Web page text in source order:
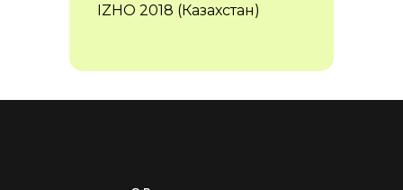
IZHO 2018 (Казахстан)